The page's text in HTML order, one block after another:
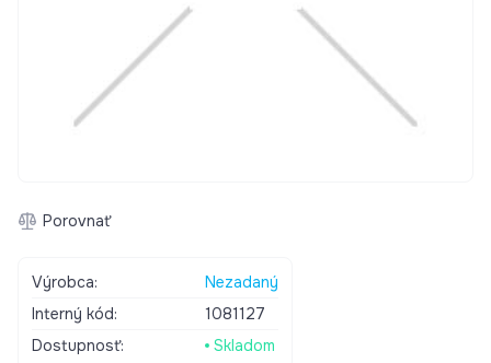
Porovnať
Výrobca:
Nezadaný
Interný kód:
1081127
Dostupnosť:
Skladom